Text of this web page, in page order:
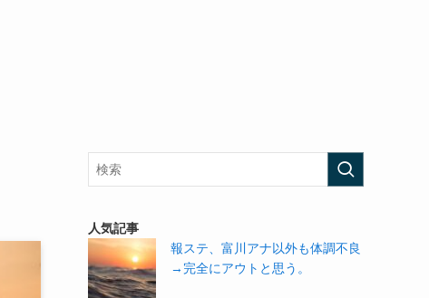
人気記事
報ステ、富川アナ以外も体調不良
→完全にアウトと思う。